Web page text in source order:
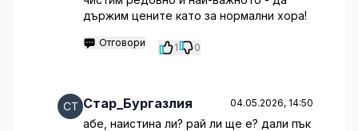
държим цените като за нормални хора!
Отговори 1 0
Стар_Бургазлия 04.05.2026, 14:50
абе, наистина ли? рай ли ще е? дали пък